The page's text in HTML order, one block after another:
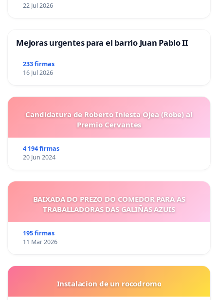
22 Jul 2026
Mejoras urgentes para el barrio Juan Pablo II
233 firmas
16 Jul 2026
Candidatura de Roberto Iniesta Ojea (Robe) al
Premio Cervantes
4 194 firmas
20 Jun 2024
BAIXADA DO PREZO DO COMEDOR PARA AS
TRABALLADORAS DAS GALIÑAS AZUIS
195 firmas
11 Mar 2026
Instalacion de un rocodromo